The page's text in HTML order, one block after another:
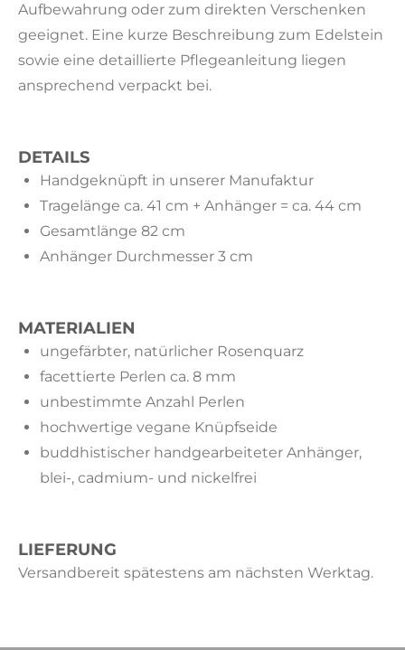
Aufbewahrung oder zum direkten Verschenken
geeignet. Eine kurze Beschreibung zum Edelstein
sowie eine detaillierte Pflegeanleitung liegen
ansprechend verpackt bei.
DETAILS
Handgeknüpft in unserer Manufaktur
Tragelänge ca. 41 cm + Anhänger = ca. 44 cm
Gesamtlänge 82 cm
Anhänger Durchmesser 3 cm
MATERIALIEN
ungefärbter, natürlicher Rosenquarz
facettierte Perlen ca. 8 mm
unbestimmte Anzahl Perlen
hochwertige vegane Knüpfseide
buddhistischer handgearbeiteter Anhänger,
blei-, cadmium- und nickelfrei
LIEFERUNG
Versandbereit spätestens am nächsten Werktag.